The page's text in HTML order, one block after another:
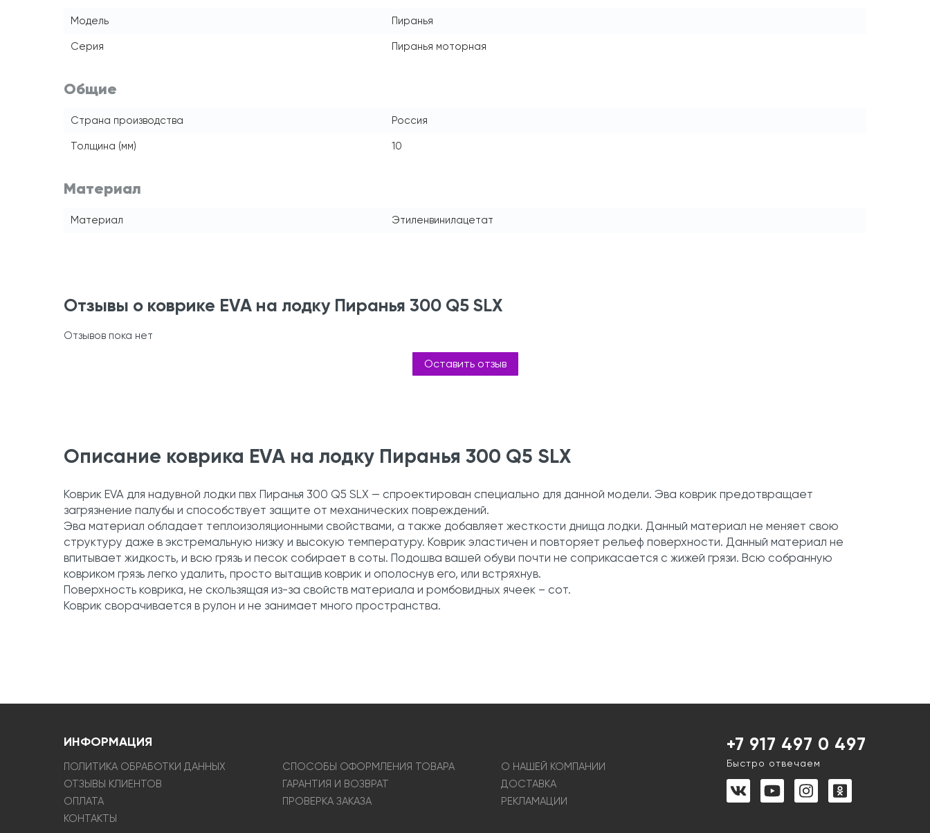
Модель Пиранья
Серия Пиранья моторная
Общие
Страна производства Россия
Толщина (мм) 10
Материал
Материал Этиленвинилацетат
Отзывы о коврике EVA на лодку Пиранья 300 Q5 SLХ
Отзывов пока нет
Оставить отзыв
Описание коврика EVA на лодку Пиранья 300 Q5 SLХ
Коврик EVA для надувной лодки пвх Пиранья 300 Q5 SLХ — спроектирован специально для данной модели. Эва коврик предотвращает
загрязнение палубы и способствует защите от механических повреждений.
Эва материал обладает теплоизоляционными свойствами, а также добавляет жесткости днища лодки. Данный материал не меняет свою
структуру даже в экстремальную низку и высокую температуру. Коврик эластичен и повторяет рельеф поверхности. Данный материал не
впитывает жидкость, и всю грязь и песок собирает в соты. Подошва вашей обуви почти не соприкасается с жижей грязи. Всю собранную
ковриком грязь легко удалить, просто вытащив коврик и ополоснув его, или встряхнув.
Поверхность коврика, не скользящая из-за свойств материала и ромбовидных ячеек – сот.
Коврик сворачивается в рулон и не занимает много пространства.
ИНФОРМАЦИЯ
ПОЛИТИКА ОБРАБОТКИ ДАННЫХ СПОСОБЫ ОФОРМЛЕНИЯ ТОВАРА
О НАШЕЙ КОМПАНИИ
ОТЗЫВЫ КЛИЕНТОВ
ГАРАНТИЯ И ВОЗВРАТ
ДОСТАВКА
ОПЛАТА
ПРОВЕРКА ЗАКАЗА
РЕКЛАМАЦИИ
КОНТАКТЫ
+7 917 497 0 497
Быстро отвечаем